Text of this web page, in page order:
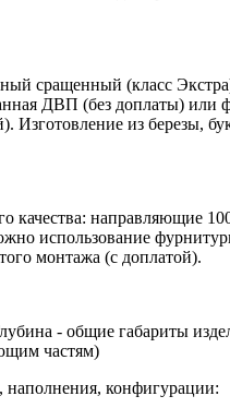
сращенный (класс
ДВП (без доплаты) или
Изготовление из березы,
качества: направляющие
использование
монтажа (с доплатой).
- общие габариты
частям)
наполнения, конфигурации: